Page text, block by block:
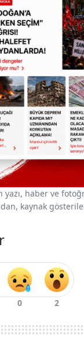
haber ve
kaynak